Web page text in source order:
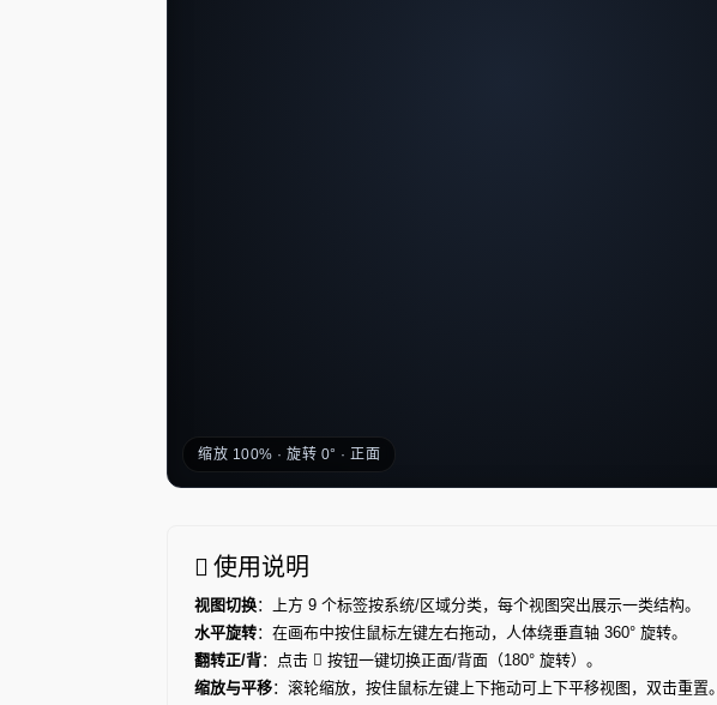
缩放 100% · 旋转 0° · 正面
使用说明
视图切换：上方 9 个标签按系统/区域分类，每个视图突出展示一类结构。
水平旋转：在画布中按住鼠标左键左右拖动，人体绕垂直轴 360° 旋转。
翻转正/背：点击
按钮一键切换正面/背面（180° 旋转）。
缩放与平移：滚轮缩放，按住鼠标左键上下拖动可上下平移视图，双击重置。